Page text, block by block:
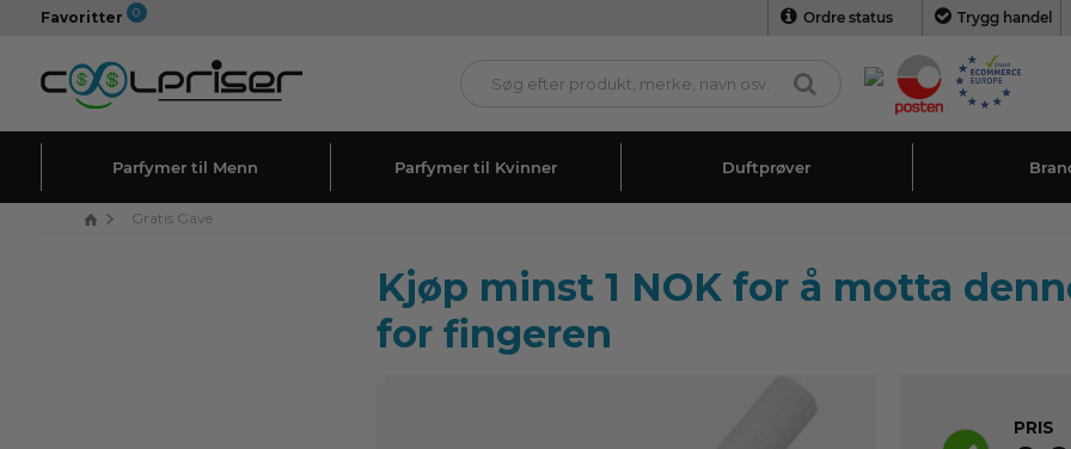
Favoritter 0 Ordre status Trygg handel
Parfymer til Menn Parfymer til Kvinner Duftprøver
Gratis Gave
Kjøp minst 1 NOK for å motta
for fingeren
PRIS